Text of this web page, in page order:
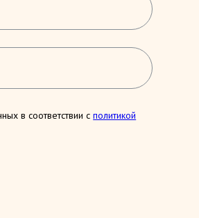
в соответствии сполитикой